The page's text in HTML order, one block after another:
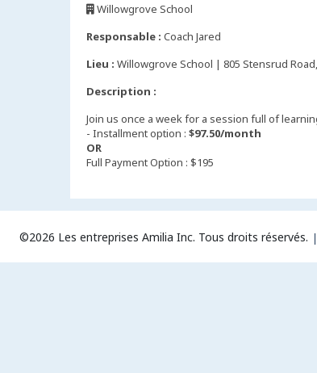
Willowgrove School
Responsable : Coach Jared
Lieu : Willowgrove School | 805 Stensrud Road,
Description :
Join us once a week for a session full of
- Installment option : $97.50/month
OR
Full Payment Option : $195
©2026 Les entreprises Amilia Inc. Tous droits réservés.